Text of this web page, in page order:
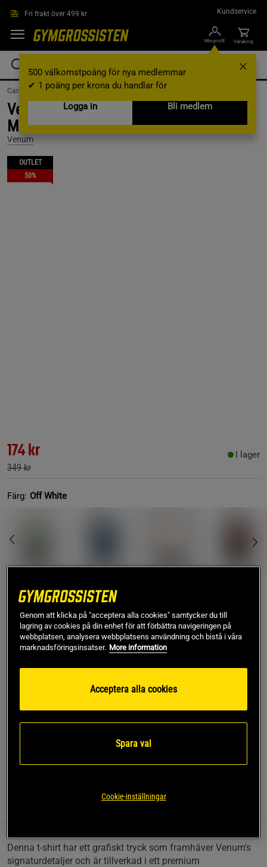
Fri frakt över 499 kr Kundservice
Min profil
500 välkomstpoäng för nya medlemmar
✔ 1 poäng per krona du handlar för
Logga in
Bli medlem
Varukorg
Campaigns / Outlet / Outlet kläder / Träningskläder herr
Venum Giant Connect T-Shirt, Off-White,
M
Venum
OUTLET
50%
174 kr
349 kr
I lager
Färg: Off White
M
Lägg i varukorgen
SKU #VENUM-04875-048R | EAN3611441894836
Läs mer
Denna t-shirt har ett grafiskt tryck som framhäver Venum's
signaturdetaljer och är tillverkad i ett premium
Genom att klicka på "acceptera alla cookies" samtycker du till
lagring av cookies på din enhet för att förbättra navigeringen på
webbplatsen, analysera webbplatsens användning och bistå i våra
marknadsföringsinsatser. More information
Acceptera alla cookies
Spara val
Cookie-inställningar